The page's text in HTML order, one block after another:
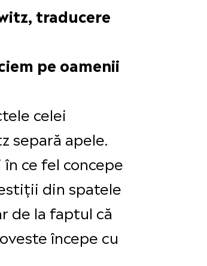
traducere
pe oamenii
celei
separă apele.
ce fel concepe
din spatele
de la faptul că
începe cu